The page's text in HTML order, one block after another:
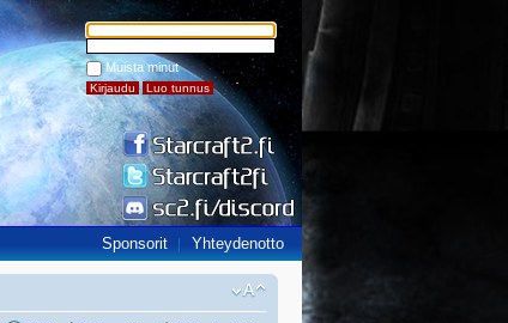
Muista minut
Sponsorit Yhteydenotto